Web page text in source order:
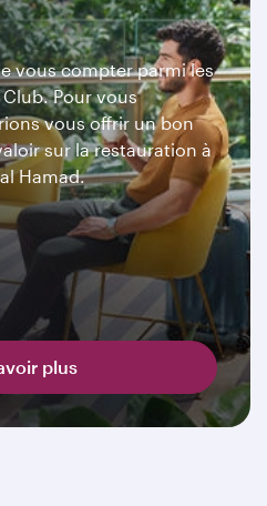
vous compter parmi les
Pour vous
vous offrir un bon
sur la restauration à
Hamad.
plus